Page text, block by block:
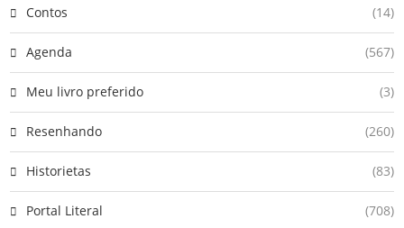
Contos (14)
Agenda (567)
Meu livro preferido (3)
Resenhando (260)
Historietas (83)
Portal Literal (708)